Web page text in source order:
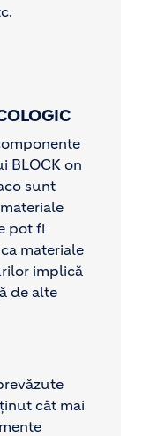
BLOCK on
sunt
pot fi
materiale
implică
de alte
cât mai